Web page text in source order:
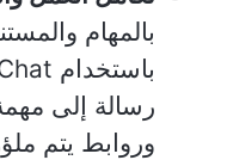
بالمهام
رسالة إلى
وروابط يتم